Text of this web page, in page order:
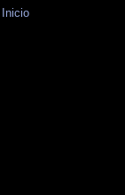
Inicio